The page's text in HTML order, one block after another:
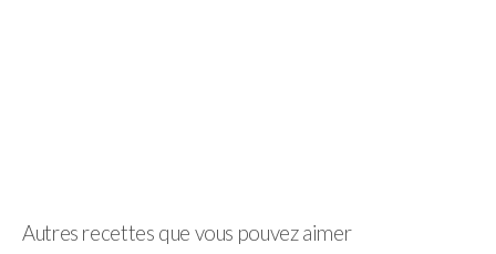
Autres recettes que vous pouvez aimer